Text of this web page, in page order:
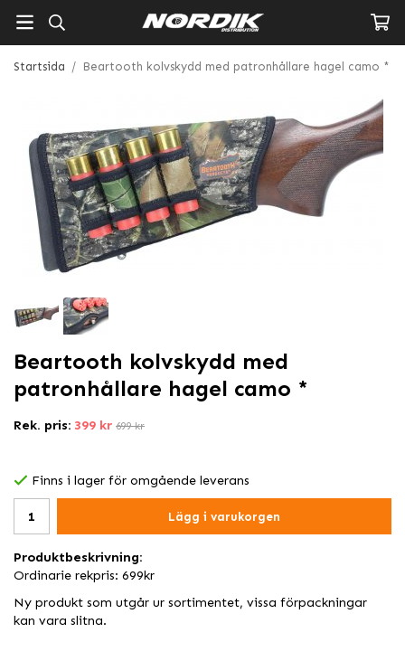
Startsida / Beartooth kolvskydd med patronhållare hagel camo *
Beartooth kolvskydd med
patronhållare hagel camo *
Rek. pris: 399 kr 699 kr
Finns i lager för omgående leverans
Lägg i varukorgen
Produktbeskrivning:
Ordinarie rekpris: 699kr
Ny produkt som utgår ur sortimentet, vissa förpackningar
kan vara slitna.